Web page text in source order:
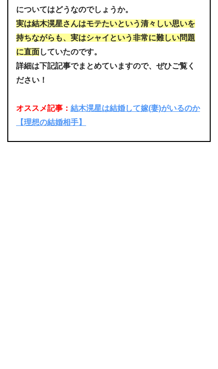
についてはどうなのでしょうか。
実は結木滉星さんはモテたいという清々しい思いを
持ちながらも、実はシャイという非常に難しい問題
に直面していたのです。
詳細は下記記事でまとめていますので、ぜひご覧く
ださい！
オススメ記事： 結木滉星は結婚して嫁(妻)がいるのか
【理想の結婚相手】